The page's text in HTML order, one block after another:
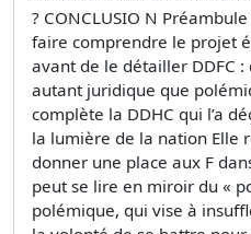
? CONCLUSIO N
faire comprendre le projet
avant de le détailler DDFC
autant juridique que
complète la DDHC qui l’a
la lumière de la nation Elle
donner une place aux F
peut se lire en miroir du «
polémique, qui vise à